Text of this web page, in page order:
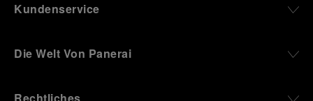
Kundenservice
Die Welt Von Panerai